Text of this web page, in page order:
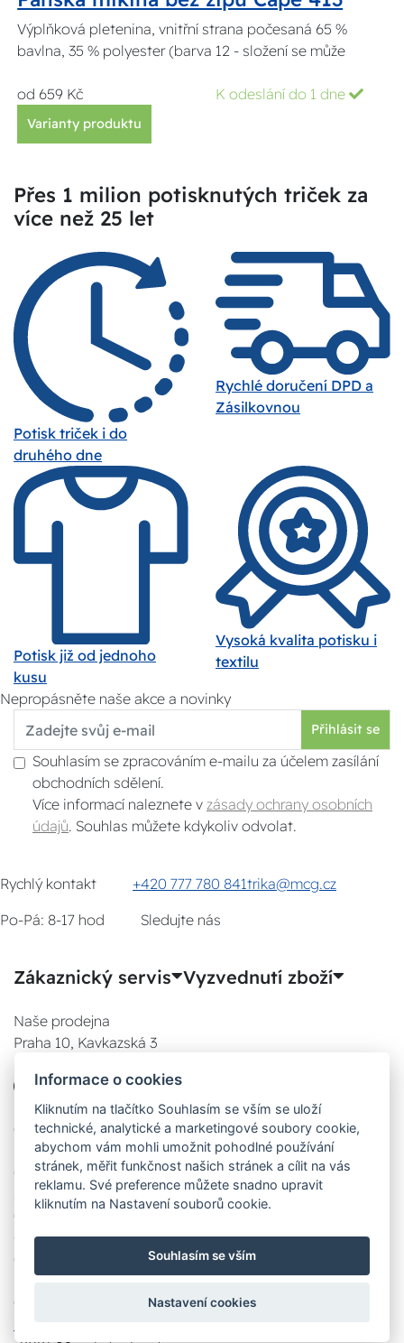
Výplňková pletenina, vnitřní strana počesaná 65 %
bavlna, 35 % polyester (barva 12 - složení se může
od 659 Kč K odeslání do 1 dne
Varianty produktu
Přes 1 milion potisknutých triček za
více než 25 let
Potisk triček i do
druhého dne
Rychlé doručení DPD a
Zásilkovnou
Potisk již od jednoho
kusu
Vysoká kvalita potisku i
textilu
Nepropásněte naše akce a novinky
Přihlásit se
Souhlasím se zpracováním e-mailu za účelem zasílání
obchodních sdělení.
Více informací naleznete v zásady ochrany osobních
údajů . Souhlas můžete kdykoliv odvolat.
Rychlý kontakt +420 777 780 841trika@mcg.cz
Po-Pá: 8-17 hod
Sledujte nás
Zákaznický servis Vyzvednutí zboží
Naše prodejna
Praha 10, Kavkazská 3
777 780 841
08:00 - 17:00
08:00 - 17:00
08:00 - 17:00
Čt:
08:00 - 17:00
08:00 - 17:00
Informace o cookies
Kliknutím na tlačítko Souhlasím se vším se uloží
technické, analytické a marketingové soubory cookie,
abychom vám mohli umožnit pohodlné používání
stránek, měřit funkčnost našich stránek a cílit na vás
reklamu. Své preference můžete snadno upravit
kliknutím na Nastavení souborů cookie.
Souhlasím se vším
Nastavení cookies